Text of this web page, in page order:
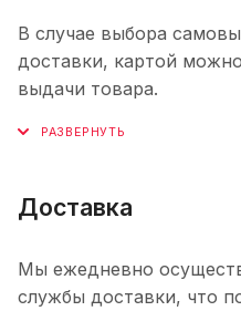
В случае выбора
доставки, картой
выдачи товара.
Доставка
Мы ежедневно
службы доставки, что